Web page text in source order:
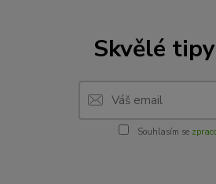
Skvělé
Souhlasím se